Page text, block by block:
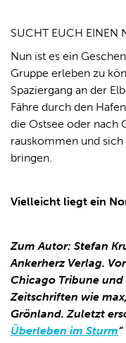
SUCHT EUCH EINEN
Nun ist es ein
Gruppe erleben zu
Spaziergang an der
Fähre durch den
die Ostsee oder nach
rauskommen und sich
bringen.
Vielleicht liegt ein
Zum Autor: Stefan
Ankerherz Verlag.
Chicago Tribune
Zeitschriften wie
Grönland. Zuletzt
Überleben im Sturm